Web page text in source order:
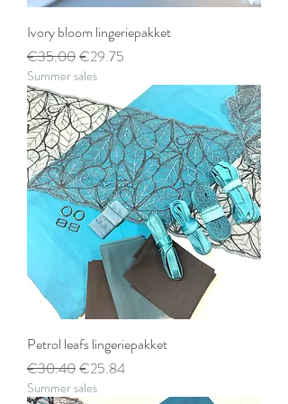
Ivory bloom lingeriepakket
Regular Price
€35.00Sale Price
€29.75
Summer sales
Petrol leafs lingeriepakket
Regular Price
€30.40Sale Price
€25.84
Summer sales